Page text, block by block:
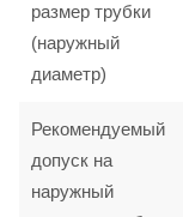
размер трубки
(наружный
диаметр)
Рекомендуемый
допуск на
наружный